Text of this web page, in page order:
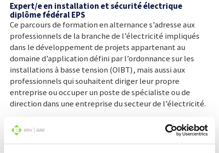
Expert/e en installation et sécurité électrique
diplôme fédéral EPS
Ce parcours de formation en alternance s’adresse aux
professionnels de la branche de l’électricité impliqués
dans le développement de projets appartenant au
domaine d’application défini par l’ordonnance sur les
installations à basse tension (OIBT), mais aussi aux
professionnels qui souhaitent diriger leur propre
entreprise ou occuper un poste de spécialiste ou de
direction dans une entreprise du secteur de l’électricité.
Agent/e technico-commercial/e, brev. féd. EP
Alliant savoir-faire technique et gestion d’entreprise, ce